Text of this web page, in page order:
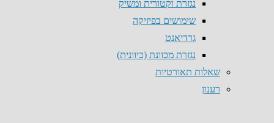
נגזרת וקטורית ומשיק
שימושים בפיזיקה
גרדיאנט
נגזרת מכוונת (כיוונית)
שאלות תאורטיות
רענון